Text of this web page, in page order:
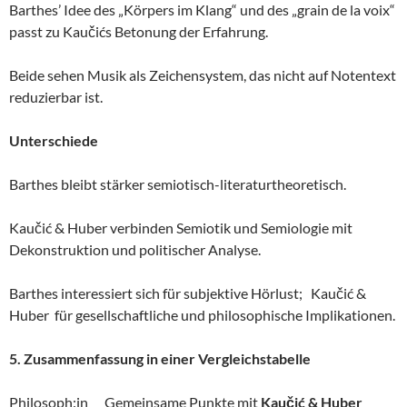
Barthes’ Idee des „Körpers im Klang“ und des „grain de la voix“
passt zu Kaučićs Betonung der Erfahrung.
Beide sehen Musik als Zeichensystem, das nicht auf Notentext
reduzierbar ist.
Unterschiede
Barthes bleibt stärker semiotisch-literaturtheoretisch.
Kaučić & Huber verbinden Semiotik und Semiologie mit
Dekonstruktion und politischer Analyse.
Barthes interessiert sich für subjektive Hörlust; Kaučić &
Huber für gesellschaftliche und philosophische Implikationen.
5. Zusammenfassung in einer Vergleichstabelle
Philosoph:in Gemeinsame Punkte mit Kaučić & Huber